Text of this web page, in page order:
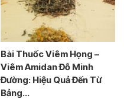
Bài Thuốc Viêm Họng –
Viêm Amidan Đỗ Minh
Đường: Hiệu Quả Đến Từ
Bảng...